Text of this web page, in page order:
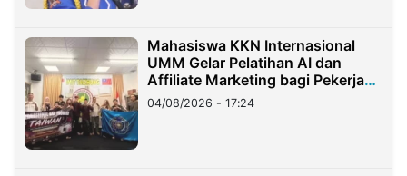
Mahasiswa KKN Internasional
UMM Gelar Pelatihan AI dan
Affiliate Marketing bagi Pekerja
Migran Indonesia di Taiwan
04/08/2026 - 17:24